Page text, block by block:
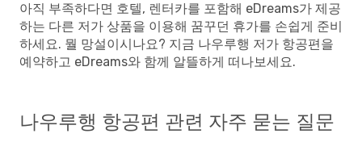
아직 부족하다면 호텔, 렌터카를 포함해 eDreams가 제공
하는 다른 저가 상품을 이용해 꿈꾸던 휴가를 손쉽게 준비
하세요. 뭘 망설이시나요? 지금 나우루행 저가 항공편을
예약하고 eDreams와 함께 알뜰하게 떠나보세요.
나우루행 항공편 관련 자주 묻는 질문